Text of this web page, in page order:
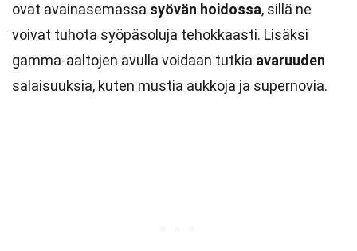
ovat avainasemassa syövän hoidossa, sillä ne
voivat tuhota syöpäsoluja tehokkaasti. Lisäksi
gamma-aaltojen avulla voidaan tutkia avaruuden
salaisuuksia, kuten mustia aukkoja ja supernovia.